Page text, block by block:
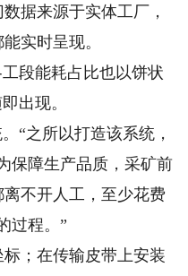
据来源于实体工厂，
实时呈现。
段能耗占比也以饼状
出现。
“之所以打造该系统，
保障生产品质，采矿前
不开人工，至少花费
过程。”
；在传输皮带上安装